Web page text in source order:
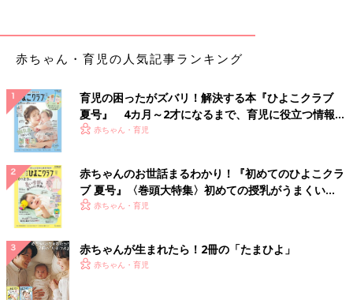
赤ちゃん・育児の人気記事ランキング
育児の困ったがズバリ！解決する本『ひよこクラブ
夏号』 4カ月～2才になるまで、育児に役立つ情報が
いっぱい！
赤ちゃん・育児
赤ちゃんのお世話まるわかり！『初めてのひよこクラ
ブ 夏号』〈巻頭大特集〉初めての授乳がうまくい
く！ おっぱい・ミルクの基本と夏のトラブル 解決テ
赤ちゃん・育児
赤ちゃんが生まれたら！2冊の「たまひよ」
赤ちゃん・育児